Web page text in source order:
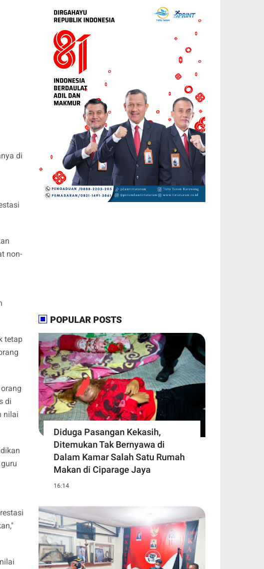
di
non-
tetap
di
nilai
POPULAR POSTS
Diduga Pasangan Kekasih,
Ditemukan Tak Bernyawa di
Dalam Kamar Salah Satu Rumah
Makan di Ciparage Jaya
16:14